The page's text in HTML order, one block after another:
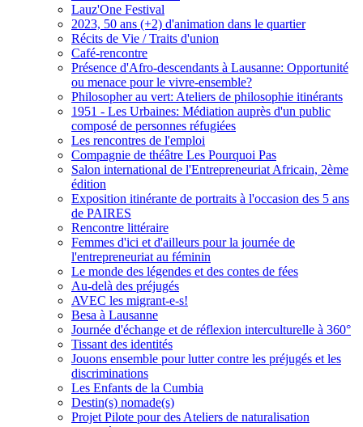
Lauz'One Festival
2023, 50 ans (+2) d'animation dans le quartier
Récits de Vie / Traits d'union
Café-rencontre
Présence d'Afro-descendants à Lausanne: Opportunité
ou menace pour le vivre-ensemble?
Philosopher au vert: Ateliers de philosophie itinérants
1951 - Les Urbaines: Médiation auprès d'un public
composé de personnes réfugiées
Les rencontres de l'emploi
Compagnie de théâtre Les Pourquoi Pas
Salon international de l'Entrepreneuriat Africain, 2ème
édition
Exposition itinérante de portraits à l'occasion des 5 ans
de PAIRES
Rencontre littéraire
Femmes d'ici et d'ailleurs pour la journée de
l'entrepreneuriat au féminin
Le monde des légendes et des contes de fées
Au-delà des préjugés
AVEC les migrant-e-s!
Besa à Lausanne
Journée d'échange et de réflexion interculturelle à 360°
Tissant des identités
Jouons ensemble pour lutter contre les préjugés et les
discriminations
Les Enfants de la Cumbia
Destin(s) nomade(s)
Projet Pilote pour des Ateliers de naturalisation